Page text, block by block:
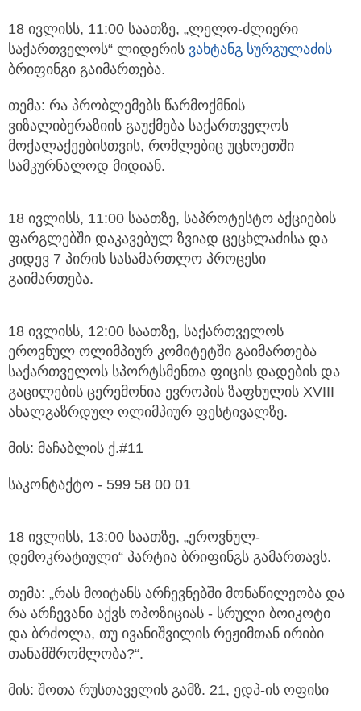
18 ივლისს, 11:00 საათზე, „ლელო-ძლიერი
საქართველოს“ ლიდერის ვახტანგ სურგულაძის
ბრიფინგი გაიმართება.
თემა: რა პრობლემებს წარმოქმნის
ვიზალიბერაზიის გაუქმება საქართველოს
მოქალაქეებისთვის, რომლებიც უცხოეთში
სამკურნალოდ მიდიან.
18 ივლისს, 11:00 საათზე, საპროტესტო აქციების
ფარგლებში დაკავებულ ზვიად ცეცხლაძისა და
კიდევ 7 პირის სასამართლო პროცესი
გაიმართება.
18 ივლისს, 12:00 საათზე, საქართველოს
ეროვნულ ოლიმპიურ კომიტეტში გაიმართება
საქართველოს სპორტსმენთა ფიცის დადების და
გაცილების ცერემონია ევროპის ზაფხულის XVIII
ახალგაზრდულ ოლიმპიურ ფესტივალზე.
მის: მაჩაბლის ქ.#11
საკონტაქტო - 599 58 00 01
18 ივლისს, 13:00 საათზე, „ეროვნულ-
დემოკრატიული“ პარტია ბრიფინგს გამართავს.
თემა: „რას მოიტანს არჩევნებში მონაწილეობა და
რა არჩევანი აქვს ოპოზიციას - სრული ბოიკოტი
და ბრძოლა, თუ ივანიშვილის რეჟიმთან ირიბი
თანამშრომლობა?“.
მის: შოთა რუსთაველის გამზ. 21, ედპ-ის ოფისი